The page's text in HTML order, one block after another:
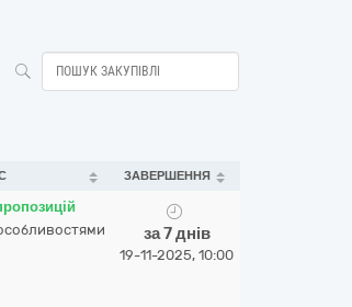
ЗАВЕРШЕННЯ
за 7 днів
19-11-2025, 10:00